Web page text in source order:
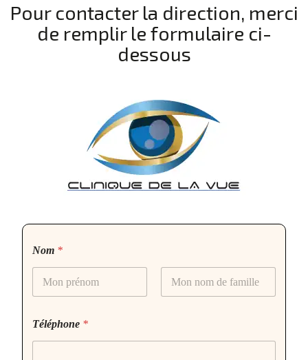
Pour contacter la direction, merci
de remplir le formulaire ci-
dessous
Nom *
Téléphone *